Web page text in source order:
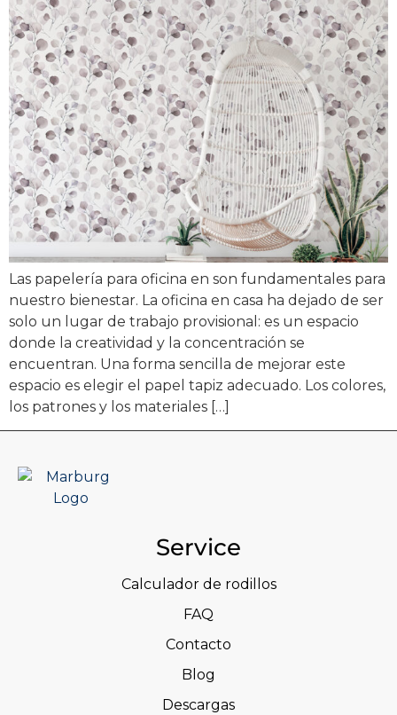
Las papelería para oficina en son fundamentales para
nuestro bienestar. La oficina en casa ha dejado de ser
solo un lugar de trabajo provisional: es un espacio
donde la creatividad y la concentración se
encuentran. Una forma sencilla de mejorar este
espacio es elegir el papel tapiz adecuado. Los colores,
los patrones y los materiales […]
Service
Calculador de rodillos
FAQ
Contacto
Blog
Descargas